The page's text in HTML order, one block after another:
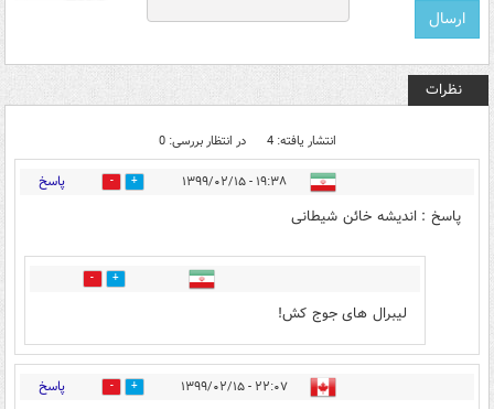
نظرات
انتشار یافته: 4 در انتظار بررسی: 0
۱۹:۳۸ - ۱۳۹۹/۰۲/۱۵ 9 پاسخ
پاسخ : اندیشه خائن شیطانی
2
لیبرال های جوج کش!
۲۲:۰۷ - ۱۳۹۹/۰۲/۱۵ 4 پاسخ